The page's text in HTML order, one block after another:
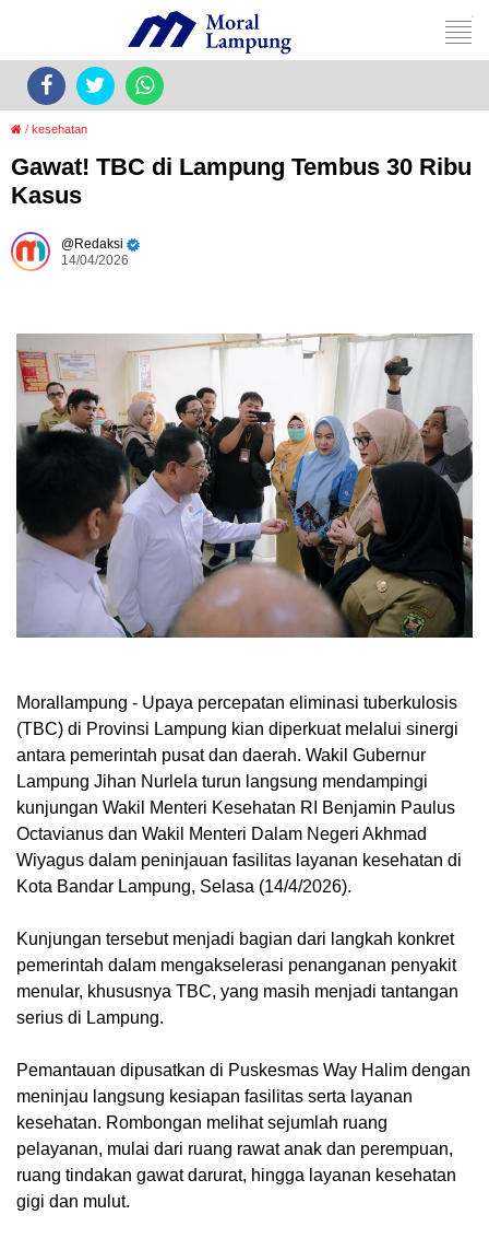
/ kesehatan
Gawat! TBC di Lampung Tembus 30 Ribu
Kasus
Redaksi
14/04/2026
Morallampung - Upaya percepatan eliminasi tuberkulosis
(TBC) di Provinsi Lampung kian diperkuat melalui sinergi
antara pemerintah pusat dan daerah. Wakil Gubernur
Lampung Jihan Nurlela turun langsung mendampingi
kunjungan Wakil Menteri Kesehatan RI Benjamin Paulus
Octavianus dan Wakil Menteri Dalam Negeri Akhmad
Wiyagus dalam peninjauan fasilitas layanan kesehatan di
Kota Bandar Lampung, Selasa (14/4/2026).
Kunjungan tersebut menjadi bagian dari langkah konkret
pemerintah dalam mengakselerasi penanganan penyakit
menular, khususnya TBC, yang masih menjadi tantangan
serius di Lampung.
Pemantauan dipusatkan di Puskesmas Way Halim dengan
meninjau langsung kesiapan fasilitas serta layanan
kesehatan. Rombongan melihat sejumlah ruang
pelayanan, mulai dari ruang rawat anak dan perempuan,
ruang tindakan gawat darurat, hingga layanan kesehatan
gigi dan mulut.